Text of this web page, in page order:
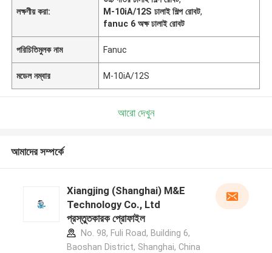
লক্ষণীয় করা:
M-10iA/12S ঢালাই শিল্প রোবট,
fanuc 6 অক্ষ ঢালাই রোবট
পরিচিতিমুলক নাম Fanuc
মডেল নম্বার M-10iA/12S
আরো দেখুন
আমাদের সম্পর্কে
Xiangjing (Shanghai) M&E
Technology Co., Ltd
প্রস্তুতকারক প্রোফাইল
No. 98, Fuli Road, Building 6,
Baoshan District, Shanghai, China